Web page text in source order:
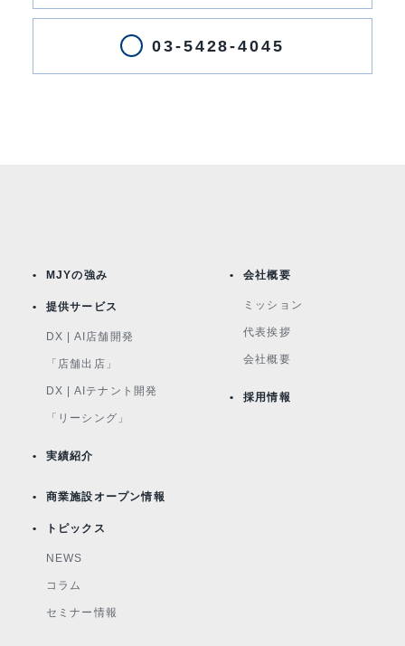
03-5428-4045
MJYの強み
提供サービス
DX | AI店舗開発
「店舗出店」
DX | AIテナント開発
「リーシング」
実績紹介
会社概要
ミッション
代表挨拶
会社概要
採用情報
商業施設オープン情報
トピックス
NEWS
コラム
セミナー情報